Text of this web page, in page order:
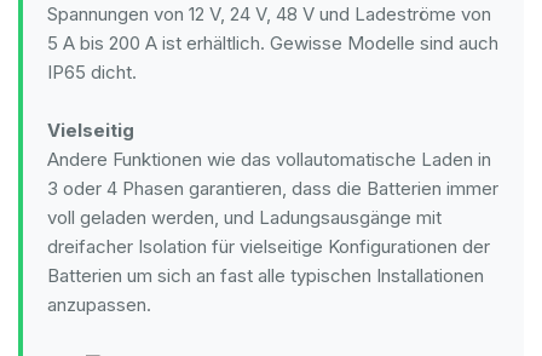
Spannungen von 12 V, 24 V, 48 V und Ladeströme von
5 A bis 200 A ist erhältlich. Gewisse Modelle sind auch
IP65 dicht.
Vielseitig
Andere Funktionen wie das vollautomatische Laden in
3 oder 4 Phasen garantieren, dass die Batterien immer
voll geladen werden, und Ladungsausgänge mit
dreifacher Isolation für vielseitige Konfigurationen der
Batterien um sich an fast alle typischen Installationen
anzupassen.